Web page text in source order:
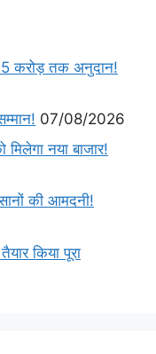
करोड़ तक अनुदान!
07/08/2026
नया बाजार!
की आमदनी!
किया पूरा